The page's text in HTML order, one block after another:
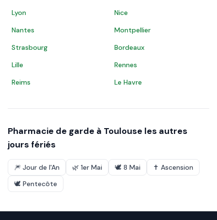
Lyon
Nice
Nantes
Montpellier
Strasbourg
Bordeaux
Lille
Rennes
Reims
Le Havre
Pharmacie de garde à Toulouse les autres
jours fériés
🎆 Jour de l'An 🌿 1er Mai 🕊️ 8 Mai ✝️ Ascension
🕊️ Pentecôte